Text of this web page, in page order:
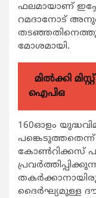
ഫലമായാണ്
റമദാനോട്
മോശമായി.
മിൽക്കി
ഐപിഒ
160ഓളം
കോണ്‍റിക്കസ്
ദൈര്‍ഘ്യമുള്ള